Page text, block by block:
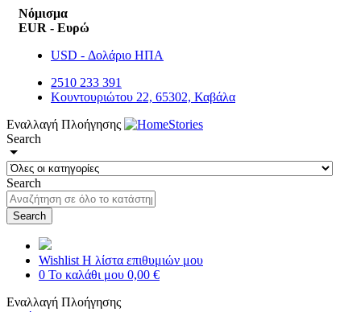
Νόμισμα
EUR - Ευρώ
USD - Δολάριο ΗΠΑ
2510 233 391
Κουντουριώτου 22, 65302, Καβάλα
Εναλλαγή Πλοήγησης
Search
Search
Search
Wishlist Η λίστα επιθυμιών μου
0 Το καλάθι μου 0,00 €
Εναλλαγή Πλοήγησης